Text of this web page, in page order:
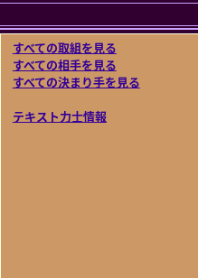
すべての取組を見る
すべての相手を見る
すべての決まり手を見る
テキスト力士情報